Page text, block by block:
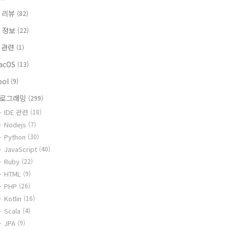
뷰 (82)
보 (22)
련 (1)
(13)
(9)
그래밍 (299)
IDE 관련 (18)
Nodejs (7)
Python (30)
JavaScript (40)
Ruby (22)
HTML (9)
PHP (26)
Kotlin (16)
Scala (4)
JPA (9)